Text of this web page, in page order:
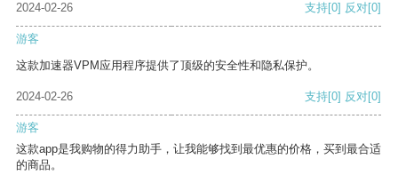
2024-02-26
支持[0] 反对[0]
游客
这款加速器VPM应用程序提供了顶级的安全性和隐私保护。
2024-02-26 支持[0] 反对[0]
游客
这款app是我购物的得力助手，让我能够找到最优惠的价格，买到最合适
的商品。